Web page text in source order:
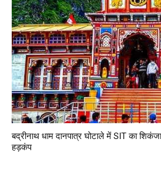
बद्रीनाथ धाम दानपात्र घोटाले में SIT का
हड़कंप